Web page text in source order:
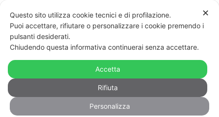
Il Consiglio D’Europa bacchetta
l’Italia: “Combatta l’omotransfobia
nelle scuole”
✕
Questo sito utilizza cookie tecnici e di profilazione.
Puoi accettare, rifiutare o personalizzare i cookie premendo i
pulsanti desiderati.
Chiudendo questa informativa continuerai senza accettare.
Accetta
Rifiuta
Personalizza